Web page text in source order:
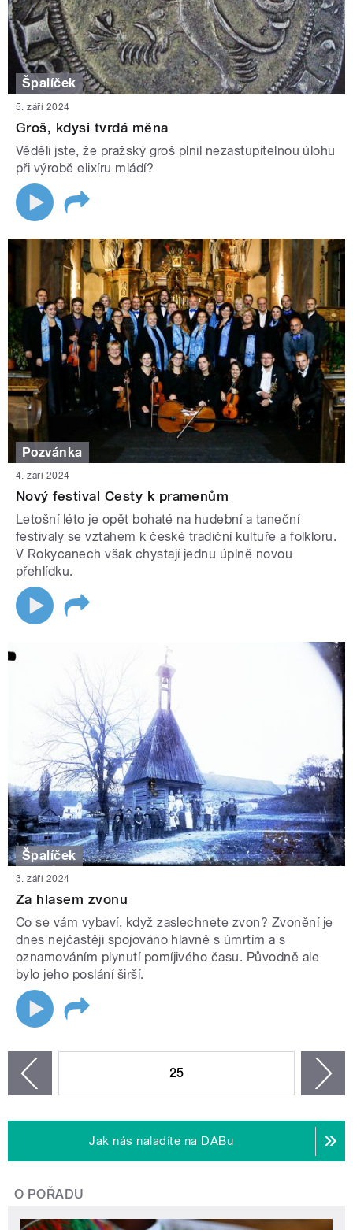
Špalíček
5. září 2024
Groš, kdysi tvrdá měna
Věděli jste, že pražský groš plnil nezastupitelnou úlohu
při výrobě elixíru mládí?
Pozvánka
4. září 2024
Nový festival Cesty k pramenům
Letošní léto je opět bohaté na hudební a taneční
festivaly se vztahem k české tradiční kultuře a folkloru.
V Rokycanech však chystají jednu úplně novou
přehlídku.
Špalíček
3. září 2024
Za hlasem zvonu
Co se vám vybaví, když zaslechnete zvon? Zvonění je
dnes nejčastěji spojováno hlavně s úmrtím a s
oznamováním plynutí pomíjivého času. Původně ale
bylo jeho poslání širší.
25
Jak nás naladíte na DABu
O POŘADU